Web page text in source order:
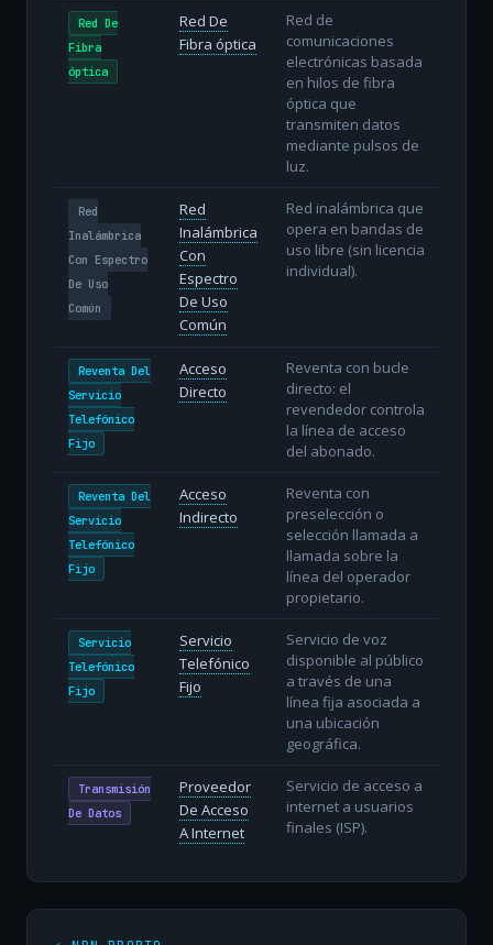
Red De
Fibra
óptica
Red De
Fibra óptica
Red de
comunicaciones
electrónicas basada
en hilos de fibra
óptica que
transmiten datos
mediante pulsos de
luz.
Red
Inalámbrica
Con Espectro
De Uso
Común
Red
Inalámbrica
Con
Espectro
De Uso
Común
Red inalámbrica que
opera en bandas de
uso libre (sin licencia
individual).
Reventa Del
Servicio
Telefónico
Fijo
Acceso
Directo
Reventa con bucle
directo: el
revendedor controla
la línea de acceso
del abonado.
Reventa Del
Servicio
Telefónico
Fijo
Acceso
Indirecto
Reventa con
preselección o
selección llamada a
llamada sobre la
línea del operador
propietario.
Servicio
Telefónico
Fijo
Servicio
Telefónico
Fijo
Servicio de voz
disponible al público
a través de una
línea fija asociada a
una ubicación
geográfica.
Transmisión
De Datos
Proveedor
De Acceso
A Internet
Servicio de acceso a
internet a usuarios
finales (ISP).